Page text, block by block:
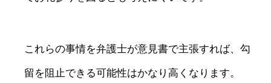
これらの事情を弁護士が意見書で主張すれば、勾
留を阻止できる可能性はかなり高くなります。